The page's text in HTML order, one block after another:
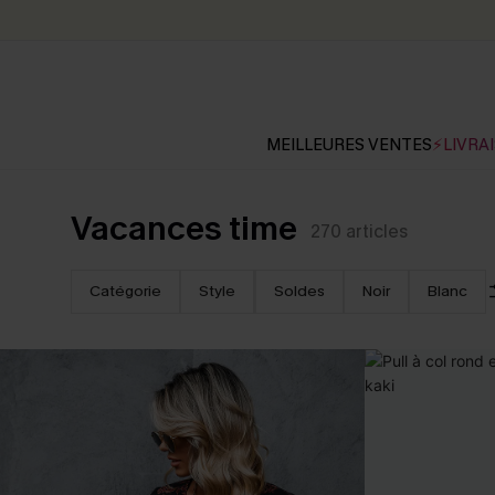
MEILLEURES VENTES
Vacances time 270 articles
Catégorie Style Soldes Noir Blanc